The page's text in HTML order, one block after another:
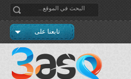
تابعنا على